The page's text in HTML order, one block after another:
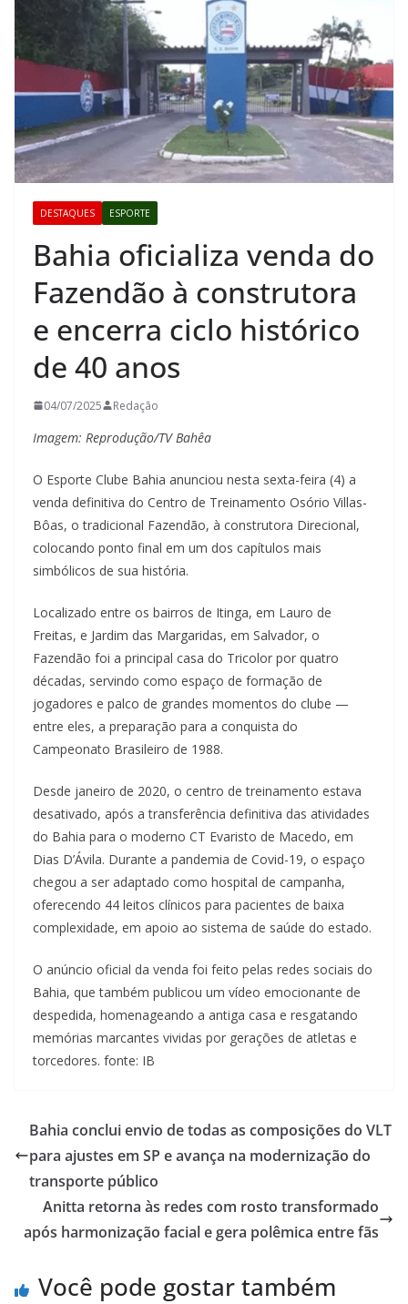
DESTAQUES ESPORTE
Bahia oficializa venda do
Fazendão à construtora
e encerra ciclo histórico
de 40 anos
04/07/2025 Redação
Imagem: Reprodução/TV Bahêa
O Esporte Clube Bahia anunciou nesta sexta-feira (4) a
venda definitiva do Centro de Treinamento Osório Villas-
Bôas, o tradicional Fazendão, à construtora Direcional,
colocando ponto final em um dos capítulos mais
simbólicos de sua história.
Localizado entre os bairros de Itinga, em Lauro de
Freitas, e Jardim das Margaridas, em Salvador, o
Fazendão foi a principal casa do Tricolor por quatro
décadas, servindo como espaço de formação de
jogadores e palco de grandes momentos do clube —
entre eles, a preparação para a conquista do
Campeonato Brasileiro de 1988.
Desde janeiro de 2020, o centro de treinamento estava
desativado, após a transferência definitiva das atividades
do Bahia para o moderno CT Evaristo de Macedo, em
Dias D’Ávila. Durante a pandemia de Covid-19, o espaço
chegou a ser adaptado como hospital de campanha,
oferecendo 44 leitos clínicos para pacientes de baixa
complexidade, em apoio ao sistema de saúde do estado.
O anúncio oficial da venda foi feito pelas redes sociais do
Bahia, que também publicou um vídeo emocionante de
despedida, homenageando a antiga casa e resgatando
memórias marcantes vividas por gerações de atletas e
torcedores. fonte: IB
Bahia conclui envio de todas as composições do VLT
para ajustes em SP e avança na modernização do
transporte público
Anitta retorna às redes com rosto transformado
após harmonização facial e gera polêmica entre fãs
Você pode gostar também